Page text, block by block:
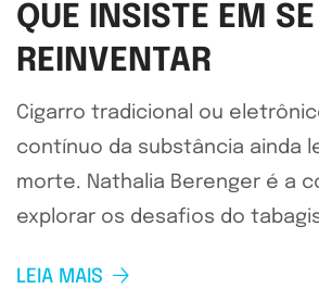
QUE INSISTE EM SE
REINVENTAR
Cigarro tradicional ou
contínuo da substância ainda
morte. Nathalia Berenger é a
explorar os desafios do
LEIA MAIS